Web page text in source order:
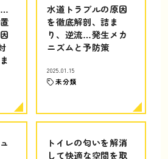
…
水道トラブルの原因
を徹底解剖、詰ま
り、逆流…発生メカ
ニズムと予防策
2025.01.15
未分類
トイレの匂いを解消
して快適な空間を取